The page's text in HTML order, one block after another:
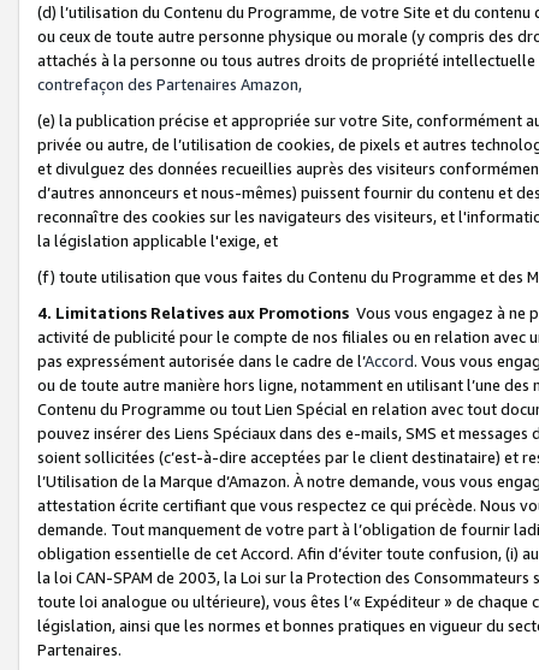
(d) l’utilisation du Contenu du Programme, de votre Site et du
ou ceux de toute autre personne physique ou morale (y compris des
attachés à la personne ou tous autres droits de propriété
contrefaçon des Partenaires Amazon,
(e) la publication précise et appropriée sur votre Site, conformément
privée ou autre, de l’utilisation de cookies, de pixels et autres
et divulguez des données recueillies auprès des visiteurs
d’autres annonceurs et nous-mêmes) puissent fournir du contenu et
reconnaître des cookies sur les navigateurs des visiteurs, et
la législation applicable l'exige, et
(f) toute utilisation que vous faites du Contenu du Programme et des
4. Limitations Relatives aux Promotions Vous vous engagez à ne
activité de publicité pour le compte de nos filiales ou en relation avec
pas expressément autorisée dans le cadre de l’Accord. Vous vous
ou de toute autre manière hors ligne, notamment en utilisant l’une
Contenu du Programme ou tout Lien Spécial en relation avec tout
pouvez insérer des Liens Spéciaux dans des e-mails, SMS et
soient sollicitées (c’est-à-dire acceptées par le client destinataire) et
l’Utilisation de la Marque d’Amazon. À notre demande, vous vous
attestation écrite certifiant que vous respectez ce qui précède. Nous
demande. Tout manquement de votre part à l’obligation de fournir
obligation essentielle de cet Accord. Afin d’éviter toute confusion, (i)
la loi CAN-SPAM de 2003, la Loi sur la Protection des
toute loi analogue ou ultérieure), vous êtes l’« Expéditeur » de
législation, ainsi que les normes et bonnes pratiques en vigueur du
Partenaires.